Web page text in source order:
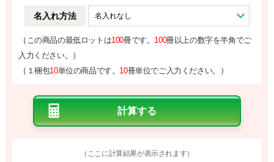
名入れ方法
（ この商品の最低ロットは100冊です。 100冊以上の数字を半角でご
入力ください。
）
（ １梱包10単位の商品です。 10冊単位でご入力ください。 ）
（ここに計算結果が表示されます）